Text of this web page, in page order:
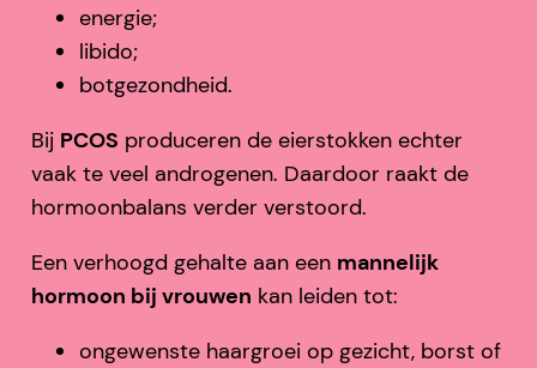
energie;
libido;
botgezondheid.
Bij PCOS produceren de eierstokken echter
vaak te veel androgenen. Daardoor raakt de
hormoonbalans verder verstoord.
Een verhoogd gehalte aan een mannelijk
hormoon bij vrouwen kan leiden tot:
ongewenste haargroei op gezicht, borst of